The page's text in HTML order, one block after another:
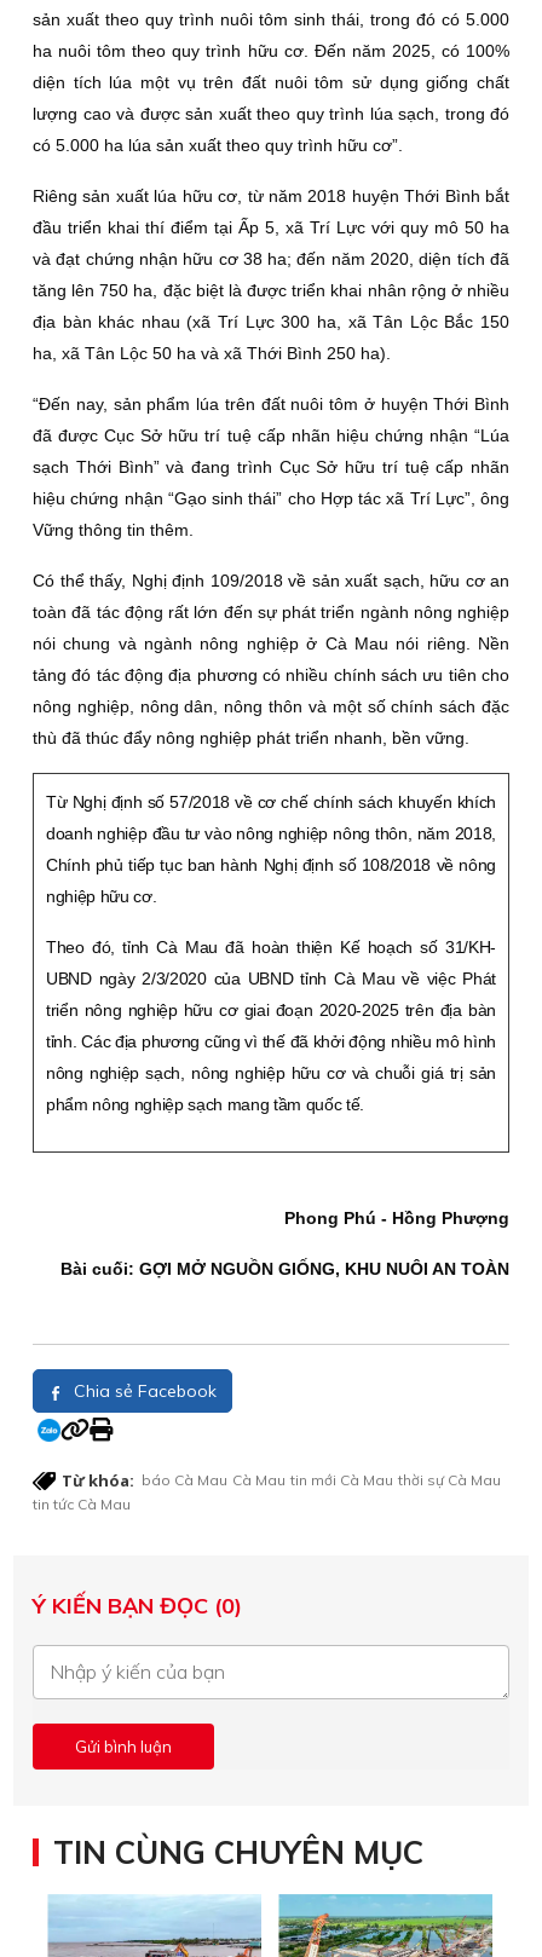
sản xuất theo quy trình nuôi tôm sinh thái, trong đó có 5.000
ha nuôi tôm theo quy trình hữu cơ. Ðến năm 2025, có 100%
diện tích lúa một vụ trên đất nuôi tôm sử dụng giống chất
lượng cao và được sản xuất theo quy trình lúa sạch, trong đó
có 5.000 ha lúa sản xuất theo quy trình hữu cơ”.
Riêng sản xuất lúa hữu cơ, từ năm 2018 huyện Thới Bình bắt
đầu triển khai thí điểm tại Ấp 5, xã Trí Lực với quy mô 50 ha
và đạt chứng nhận hữu cơ 38 ha; đến năm 2020, diện tích đã
tăng lên 750 ha, đặc biệt là được triển khai nhân rộng ở nhiều
địa bàn khác nhau (xã Trí Lực 300 ha, xã Tân Lộc Bắc 150
ha, xã Tân Lộc 50 ha và xã Thới Bình 250 ha).
“Ðến nay, sản phẩm lúa trên đất nuôi tôm ở huyện Thới Bình
đã được Cục Sở hữu trí tuệ cấp nhãn hiệu chứng nhận “Lúa
sạch Thới Bình” và đang trình Cục Sở hữu trí tuệ cấp nhãn
hiệu chứng nhận “Gạo sinh thái” cho Hợp tác xã Trí Lực”, ông
Vững thông tin thêm.
Có thể thấy, Nghị định 109/2018 về sản xuất sạch, hữu cơ an
toàn đã tác động rất lớn đến sự phát triển ngành nông nghiệp
nói chung và ngành nông nghiệp ở Cà Mau nói riêng. Nền
tảng đó tác động địa phương có nhiều chính sách ưu tiên cho
nông nghiệp, nông dân, nông thôn và một số chính sách đặc
thù đã thúc đẩy nông nghiệp phát triển nhanh, bền vững.
Từ Nghị định số 57/2018 về cơ chế chính sách khuyến khích
doanh nghiệp đầu tư vào nông nghiệp nông thôn, năm 2018,
Chính phủ tiếp tục ban hành Nghị định số 108/2018 về nông
nghiệp hữu cơ.
Theo đó, tỉnh Cà Mau đã hoàn thiện Kế hoạch số 31/KH-
UBND ngày 2/3/2020 của UBND tỉnh Cà Mau về việc Phát
triển nông nghiệp hữu cơ giai đoạn 2020-2025 trên địa bàn
tỉnh. Các địa phương cũng vì thế đã khởi động nhiều mô hình
nông nghiệp sạch, nông nghiệp hữu cơ và chuỗi giá trị sản
phẩm nông nghiệp sạch mang tầm quốc tế.
Phong Phú - Hồng Phượng
Bài cuối: GỢI MỞ NGUỒN GIỐNG, KHU NUÔI AN TOÀN
Chia sẻ Facebook
Từ khóa: báo Cà Mau Cà Mau tin mới Cà Mau thời sự Cà Mau
tin tức Cà Mau
Ý KIẾN BẠN ĐỌC (0)
TIN CÙNG CHUYÊN MỤC